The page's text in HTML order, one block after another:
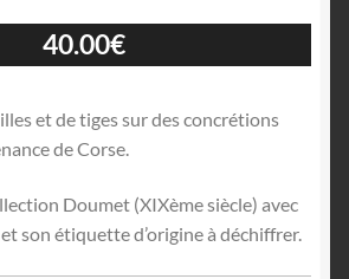
40.00€
et de tiges sur des concrétions
de Corse.
Doumet (XIXème siècle) avec
son étiquette d’origine à déchiffrer.